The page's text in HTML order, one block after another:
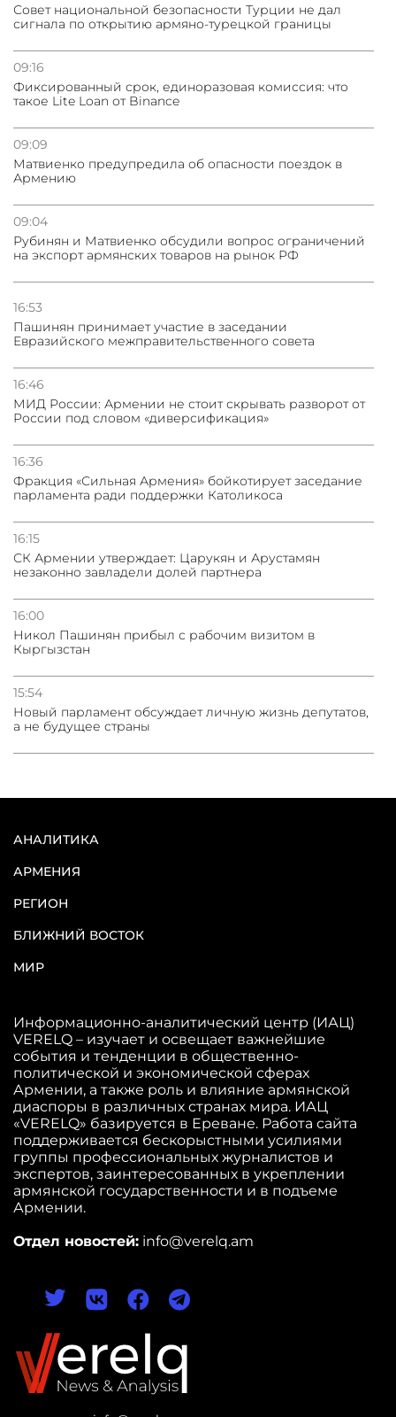
Совет национальной безопасности Турции не дал
сигнала по открытию армяно-турецкой границы
09:16
Фиксированный срок, единоразовая комиссия: что
такое Lite Loan от Binance
09:09
Матвиенко предупредила об опасности поездок в
Армению
09:04
Рубинян и Матвиенко обсудили вопрос ограничений
на экспорт армянских товаров на рынок РФ
16:53
Пашинян принимает участие в заседании
Евразийского межправительственного совета
16:46
МИД России: Армении не стоит скрывать разворот от
России под словом «диверсификация»
16:36
Фракция «Сильная Армения» бойкотирует заседание
парламента ради поддержки Католикоса
16:15
СК Армении утверждает: Царукян и Арустамян
незаконно завладели долей партнера
16:00
Никол Пашинян прибыл с рабочим визитом в
Кыргызстан
15:54
Новый парламент обсуждает личную жизнь депутатов,
а не будущее страны
АНАЛИТИКА
АРМЕНИЯ
РЕГИОН
БЛИЖНИЙ ВОСТОК
МИР
Информационно-аналитический центр (ИАЦ)
VERELQ – изучает и освещает важнейшие
события и тенденции в общественно-
политической и экономической сферах
Армении, а также роль и влияние армянской
диаспоры в различных странах мира. ИАЦ
«VERELQ» базируется в Ереване. Работа сайта
поддерживается бескорыстными усилиями
группы профессиональных журналистов и
экспертов, заинтересованных в укреплении
армянской государственности и в подъеме
Армении.
Отдел новостей: info@verelq.am